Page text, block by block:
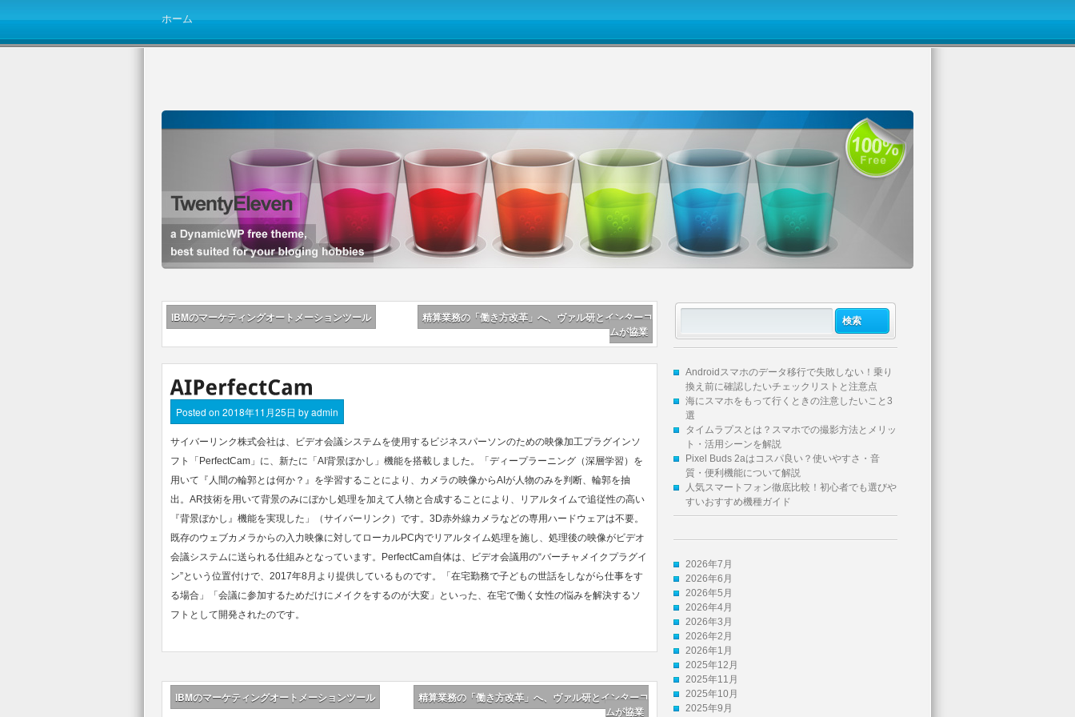
ホーム
IBMのマーケティングオートメーションツール
精算業務の「働き方改革」へ、ヴァル研とインターコ
ムが協業
Posted on 2018年11月25日 byadmin
サイバーリンク株式会社は、ビデオ会議システムを使用するビジネスパーソンのための映像加工プラグインソ
フト「PerfectCam」に、新たに「AI背景ぼかし」機能を搭載しました。「ディープラーニング（深層学習）を
用いて『人間の輪郭とは何か？』を学習することにより、カメラの映像からAIが人物のみを判断、輪郭を抽
出。AR技術を用いて背景のみにぼかし処理を加えて人物と合成することにより、リアルタイムで追従性の高い
『背景ぼかし』機能を実現した」（サイバーリンク）です。3D赤外線カメラなどの専用ハードウェアは不要。
既存のウェブカメラからの入力映像に対してローカルPC内でリアルタイム処理を施し、処理後の映像がビデオ
会議システムに送られる仕組みとなっています。PerfectCam自体は、ビデオ会議用の“バーチャメイクプラグイ
ン”という位置付けで、2017年8月より提供しているものです。「在宅勤務で子どもの世話をしながら仕事をす
る場合」「会議に参加するためだけにメイクをするのが大変」といった、在宅で働く女性の悩みを解決するソ
フトとして開発されたのです。
IBMのマーケティングオートメーションツール
精算業務の「働き方改革」へ、ヴァル研とインターコ
ムが協業
Androidスマホのデータ移行で失敗しない！乗り
換え前に確認したいチェックリストと注意点
海にスマホをもって行くときの注意したいこと3
選
タイムラプスとは？スマホでの撮影方法とメリッ
ト・活用シーンを解説
Pixel Buds 2aはコスパ良い？使いやすさ・音
質・便利機能について解説
人気スマートフォン徹底比較！初心者でも選びや
すいおすすめ機種ガイド
2026年7月
2026年6月
2026年5月
2026年4月
2026年3月
2026年2月
2026年1月
2025年12月
2025年11月
2025年10月
2025年9月